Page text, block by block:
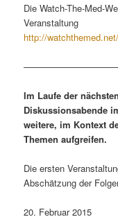
Die Watch-The-Med-
Veranstaltung
http://
Im Laufe der
Diskussionsabende
weitere, im Kontext
Themen aufgreifen.
Die ersten
Abschätzung der
20. Februar 2015